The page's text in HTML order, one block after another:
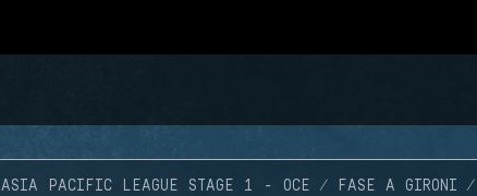
ASIA PACIFIC LEAGUE STAGE 1 - OCE FASE A GIRONI